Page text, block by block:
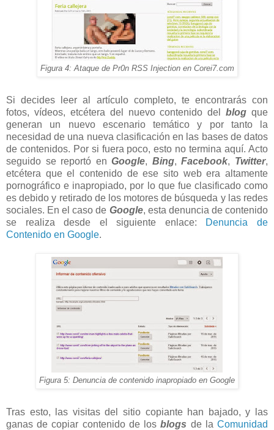
Figura 4: Ataque de Pr0n RSS Injection en Corei7.com
Si decides leer al artículo completo, te encontrarás con
fotos, vídeos, etcétera del nuevo contenido delblog que
generan un nuevo escenario temático y por tanto la
necesidad de una nueva clasificación en las bases de datos
de contenidos. Por si fuera poco, esto no termina aquí. Acto
seguido se reportó enGoogle, Bing,Facebook, Twitter,
etcétera que el contenido de ese sito web era altamente
pornográfico e inapropiado, por lo que fue clasificado como
es debido y retirado de los motores de búsqueda y las redes
sociales. En el caso de Google, esta denuncia de contenido
se realiza desde el siguiente enlace: Denuncia de
Contenido en Google.
Figura 5: Denuncia de contenido inapropiado en Google
Tras esto, las visitas del sitio copiante han bajado, y las
ganas de copiar contenido de losblogs de laComunidad